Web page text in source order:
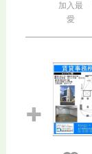
加入最
愛